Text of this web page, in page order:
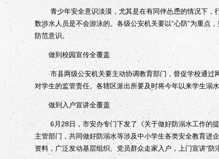
青少年安全意识淡漠，尤其是在有同伴怂恿的情况下，
数涉水人员是不会游泳的。各级公安机关要以“心防”为重点
防范意识。
做到校园宣传全覆盖
市县两级公安机关要主动协调教育部门，督促学校通过
对学生的监管责任。各辖区派出所要及时将今年以来学生溺
做到入户宣讲全覆盖
6月28日，市安办专门下发了《关于做好防溺水工作的提
主管部门，共同做好防溺水等涉及中小学生各类安全教育进
资料，广泛发动基层组织、党员群众走家入户，上门宣讲“